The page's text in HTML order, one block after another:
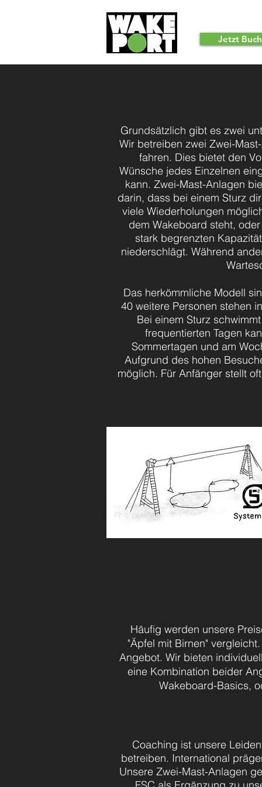
Jetzt
Grundsätzlich gibt es zwei
Wir betreiben zwei Zwei-
fahren. Dies bietet den
Wünsche jedes Einzelnen
kann. Zwei-Mast-Anlagen
darin, dass bei einem Sturz
viele Wiederholungen
dem Wakeboard steht,
stark begrenzten
niederschlägt. Während
Das herkömmliche Modell
40 weitere Personen stehen
Bei einem Sturz
frequentierten Tagen
Sommertagen und am
Aufgrund des hohen
möglich. Für Anfänger stellt
Häufig werden unsere
"Äpfel mit Birnen"
Angebot. Wir bieten
eine Kombination beider
Wakeboard-Basics,
Coaching ist unsere
betreiben. International
Unsere Zwei-Mast-Anlagen